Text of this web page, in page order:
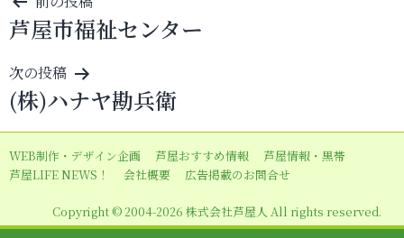
稿
ナ
ビ
ゲ
ー
シ
ン
芦屋市福祉センター
次の投稿
(株)ハナヤ勘兵衛
WEB制作・デザイン企画 芦屋おすすめ情報
芦屋情報・黒帯
芦屋LIFE NEWS！
会社概要 広告掲載のお問合せ
Copyright © 2004-2026 株式会社芦屋人 All rights reserved.